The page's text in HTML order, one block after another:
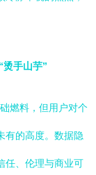
手山芋”
燃料，但用户对个
有的高度。数据隐
任、伦理与商业可